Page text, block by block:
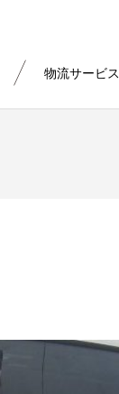
物流サービス